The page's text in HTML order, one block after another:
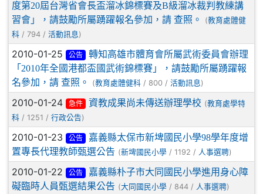
度第20屆台灣省會長盃溜冰錦標賽及B級溜冰裁判教練講
習會」，請鼓勵所屬踴躍報名參加，請 查照。
(教育處體健
科 / 794 / 活動訊息 )
2010-01-25 公告
轉知高雄市體育會所屬武術委員會辦理
「2010年全國港都盃國武術錦標賽」，請鼓勵所屬踴躍報
名參加，請 查照。
(教育處體健科 / 800 / 活動訊息 )
2010-01-24 急件 資教成果尚未傳送辦理學校 (教育處學特
科 / 1251 / 行政公告)
2010-01-23 公告
嘉義縣太保市新埤國民小學98學年度增
置專長代理教師甄選公告 (新埤國民小學 / 1192 / 人事選聘)
2010-01-22 公告
嘉義縣朴子市大同國民小學進用身心障
礙臨時人員甄選結果公告 (大同國民小學 / 844 / 人事選聘)